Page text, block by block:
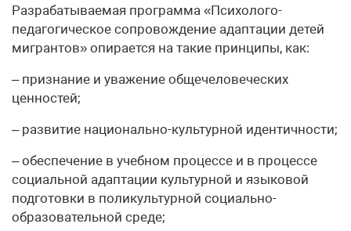
Разрабатываемая программа «Психолого-
педагогическое сопровождение адаптации детей
мигрантов» опирается на такие принципы, как:
– признание и уважение общечеловеческих
ценностей;
– развитие национально-культурной идентичности;
– обеспечение в учебном процессе и в процессе
социальной адаптации культурной и языковой
подготовки в поликультурной социально-
образовательной среде;